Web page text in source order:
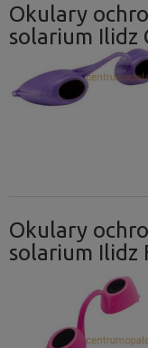
Okulary
solarium Ilidz
Okulary
solarium Ilidz